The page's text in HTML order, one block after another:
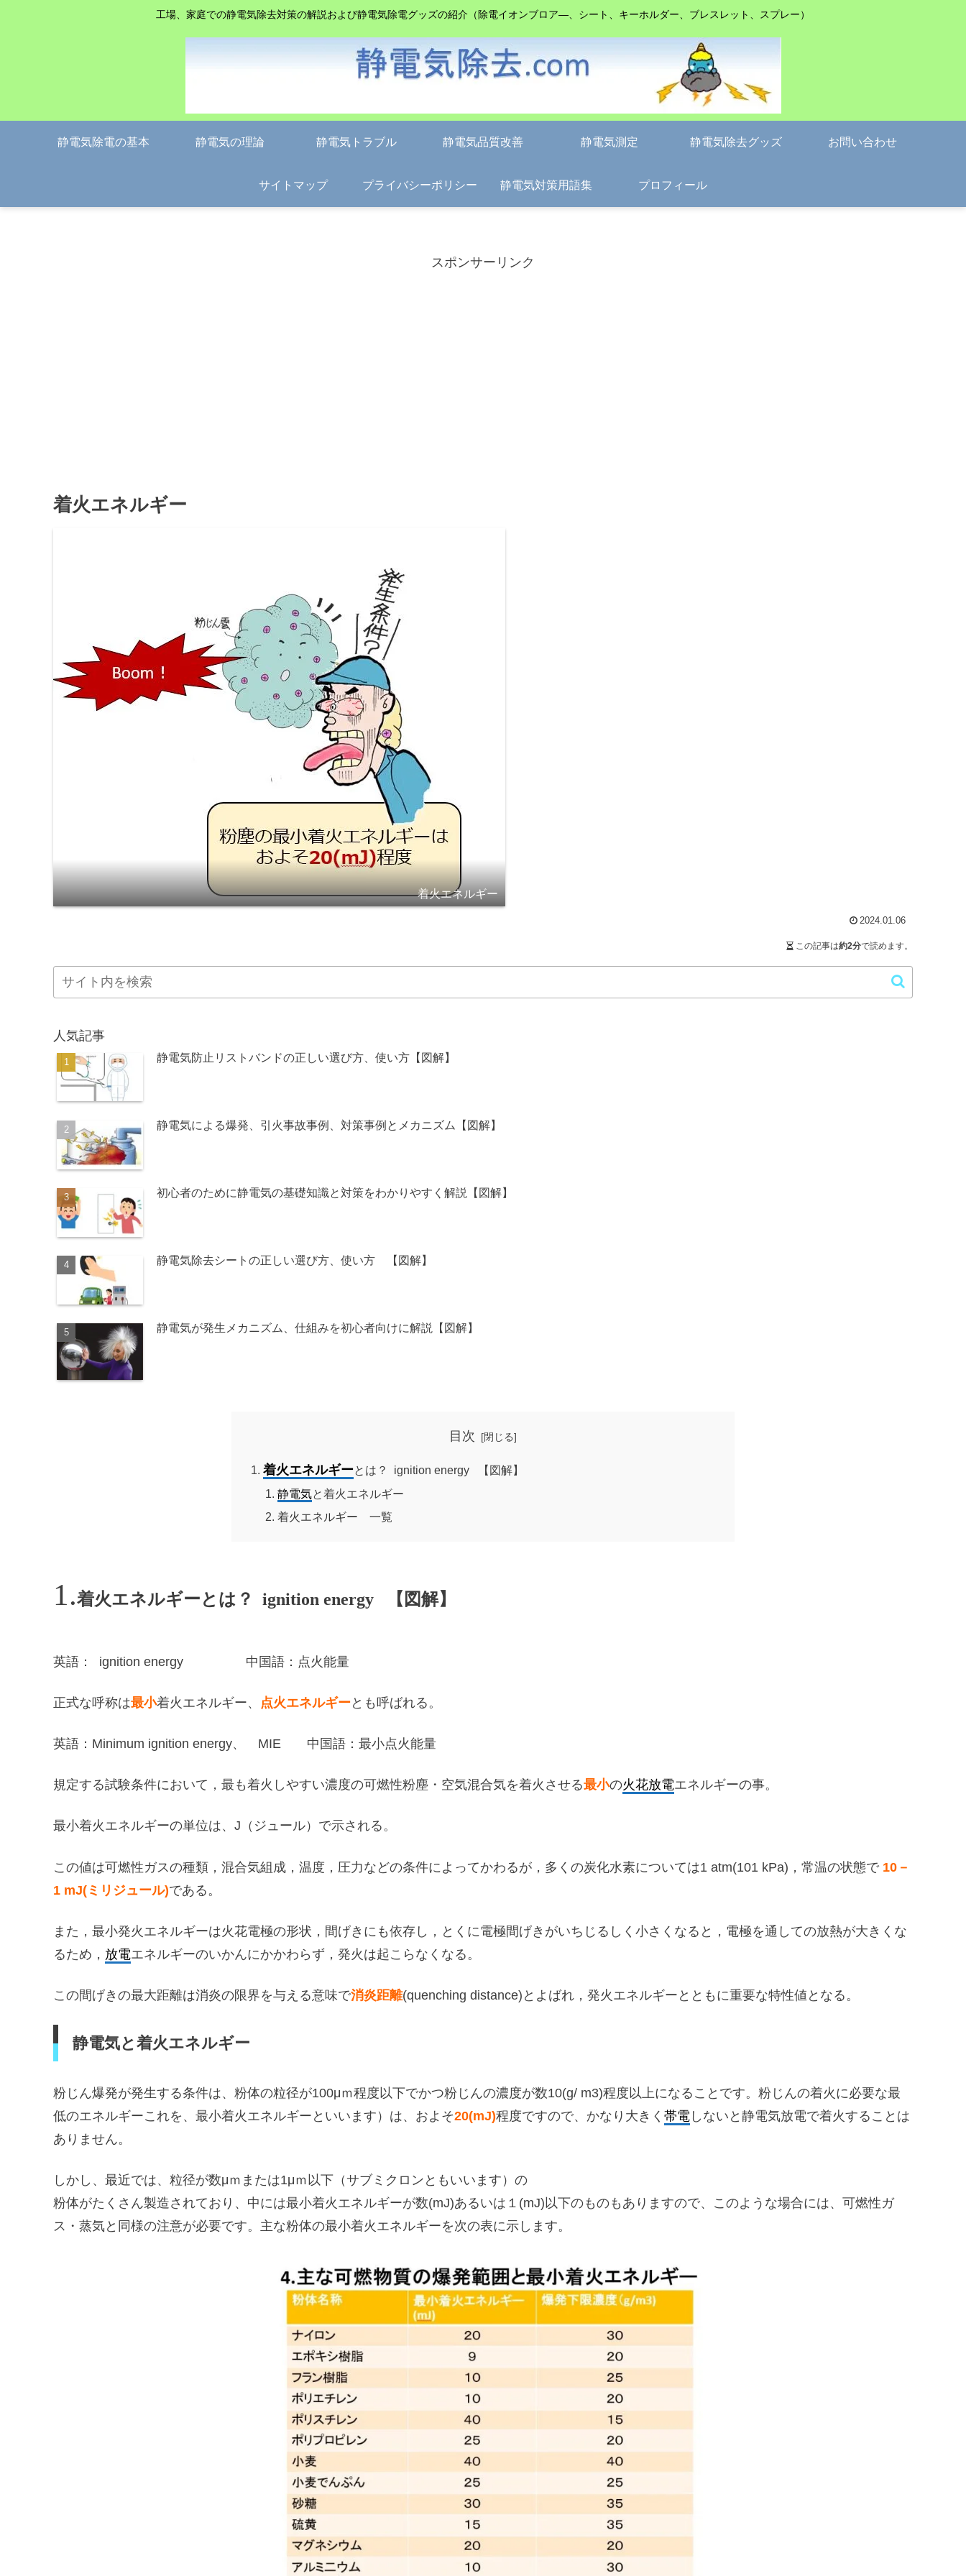
工場、家庭での静電気除去対策の解説および静電気除電グッズの紹介（除電イオンブロア―、シート、キーホルダー、ブレスレット、スプレー）
静電気除電の基本 静電気の理論 静電気トラブル 静電気品質改善 静電気測定 静電気除去グッズ お問い合わせ
サイトマップ プライバシーポリシー 静電気対策用語集 プロフィール
スポンサーリンク
着火エネルギー
着火エネルギー
2024.01.06
この記事は約2分で読めます。
人気記事
静電気防止リストバンドの正しい選び方、使い方【図解】
静電気による爆発、引火事故事例、対策事例とメカニズム【図解】
初心者のために静電気の基礎知識と対策をわかりやすく解説【図解】
静電気除去シートの正しい選び方、使い方 【図解】
静電気が発生メカニズム、仕組みを初心者向けに解説【図解】
目次
着火エネルギーとは？ ignition energy 【図解】
静電気と着火エネルギー
着火エネルギー 一覧
着火エネルギーとは？ ignition energy 【図解】
英語： ignition energy 中国語：点火能量
正式な呼称は最小着火エネルギー、 点火エネルギーとも呼ばれる。
英語：Minimum ignition energy、 MIE 中国語：最小点火能量
規定する試験条件において，最も着火しやすい濃度の可燃性粉塵・空気混合気を着火させる最小の火花放電エネルギーの事。
最小着火エネルギーの単位は、J（ジュール）で示される。
この値は可燃性ガスの種類，混合気組成，温度，圧力などの条件によってかわるが，多くの炭化水素については1 atm(101 kPa)，常温の状態で 10－
1 mJ(ミリジュール)である。
また，最小発火エネルギーは火花電極の形状，間げきにも依存し，とくに電極間げきがいちじるしく小さくなると，電極を通しての放熱が大きくな
るため， 放電エネルギーのいかんにかかわらず，発火は起こらなくなる。
この間げきの最大距離は消炎の限界を与える意味で消炎距離(quenching distance)とよばれ，発火エネルギーとともに重要な特性値となる。
静電気と着火エネルギー
粉じん爆発が発生する条件は、粉体の粒径が100μｍ程度以下でかつ粉じんの濃度が数10(g/ m3)程度以上になることです。粉じんの着火に必要な最
低のエネルギーこれを、最小着火エネルギーといいます）は、およそ20(mJ)程度ですので、かなり大きく 帯電 しないと静電気放電で着火することは
ありません。
しかし、最近では、粒径が数μｍまたは1μｍ以下（サブミクロンともいいます）の
粉体がたくさん製造されており、中には最小着火エネルギーが数(mJ)あるいは１(mJ)以下のものもありますので、このような場合には、可燃性ガ
ス・蒸気と同様の注意が必要です。主な粉体の最小着火エネルギーを次の表に示します。